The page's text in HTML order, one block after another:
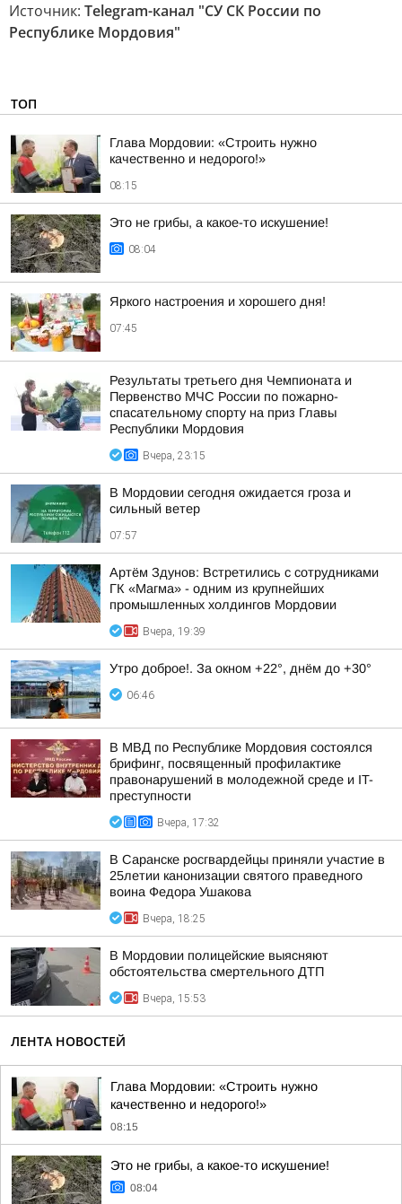
Источник: Telegram-канал "СУ СК России по
Республике Мордовия"
ТОП
Глава Мордовии: «Строить нужно
качественно и недорого!»
08:15
Это не грибы, а какое-то искушение!
08:04
Яркого настроения и хорошего дня!
07:45
Результаты третьего дня Чемпионата и
Первенство МЧС России по пожарно-
спасательному спорту на приз Главы
Республики Мордовия
Вчера, 23:15
В Мордовии сегодня ожидается гроза и
сильный ветер
07:57
Артём Здунов: Встретились с сотрудниками
ГК «Магма» - одним из крупнейших
промышленных холдингов Мордовии
Вчера, 19:39
Утро доброе!. За окном +22°, днём до +30°
06:46
В МВД по Республике Мордовия состоялся
брифинг, посвященный профилактике
правонарушений в молодежной среде и IT-
преступности
Вчера, 17:32
В Саранске росгвардейцы приняли участие в
25летии канонизации святого праведного
воина Федора Ушакова
Вчера, 18:25
В Мордовии полицейские выясняют
обстоятельства смертельного ДТП
Вчера, 15:53
ЛЕНТА НОВОСТЕЙ
Глава Мордовии: «Строить нужно
качественно и недорого!»
08:15
Это не грибы, а какое-то искушение!
08:04